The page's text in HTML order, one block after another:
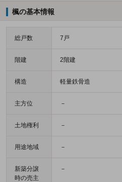
楓の基本情報
総戸数 7戸
階建 2階建
構造 軽量鉄骨造
主方位 －
土地権利 －
用途地域 －
新築分譲
時の売主
－